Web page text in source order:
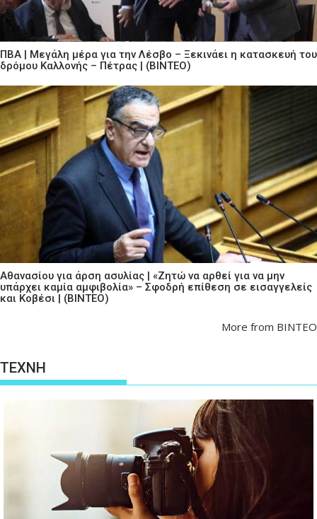
ΠΒΑ | Μεγάλη μέρα για την Λέσβο – Ξεκινάει η κατασκευή του
δρόμου Καλλονής – Πέτρας | (ΒΙΝΤΕΟ)
Αθανασίου για άρση ασυλίας | «Ζητώ να αρθεί για να μην
υπάρχει καμία αμφιβολία» – Σφοδρή επίθεση σε εισαγγελείς
και Κοβέσι | (ΒΙΝΤΕΟ)
More from ΒΙΝΤΕΟ
ΤΕΧΝΗ